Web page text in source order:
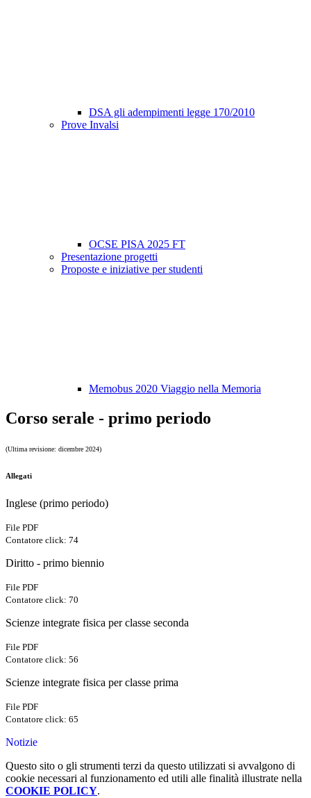
DSA gli adempimenti legge 170/2010
Prove Invalsi
OCSE PISA 2025 FT
Presentazione progetti
Proposte e iniziative per studenti
Memobus 2020 Viaggio nella Memoria
Corso serale - primo periodo
(Ultima revisione: dicembre 2024)
Allegati
Inglese (primo periodo)
File PDF
Contatore click: 74
Diritto - primo biennio
File PDF
Contatore click: 70
Scienze integrate fisica per classe seconda
File PDF
Contatore click: 56
Scienze integrate fisica per classe prima
File PDF
Contatore click: 65
Notizie
Questo sito o gli strumenti terzi da questo utilizzati si avvalgono di
cookie necessari al funzionamento ed utili alle finalità illustrate nella
COOKIE POLICY.